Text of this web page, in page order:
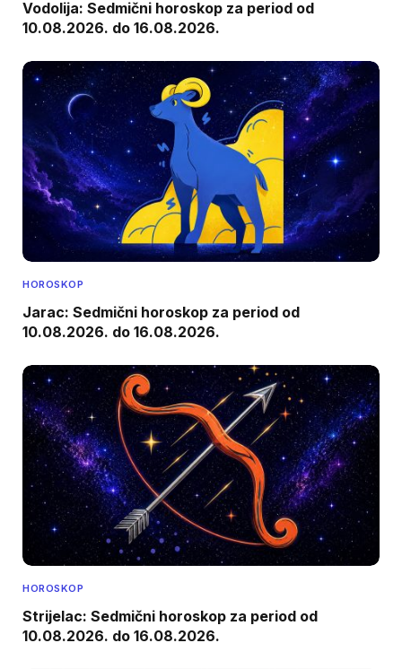
Vodolija: Sedmični horoskop za period od
10.08.2026. do 16.08.2026.
HOROSKOP
Jarac: Sedmični horoskop za period od
10.08.2026. do 16.08.2026.
HOROSKOP
Strijelac: Sedmični horoskop za period od
10.08.2026. do 16.08.2026.